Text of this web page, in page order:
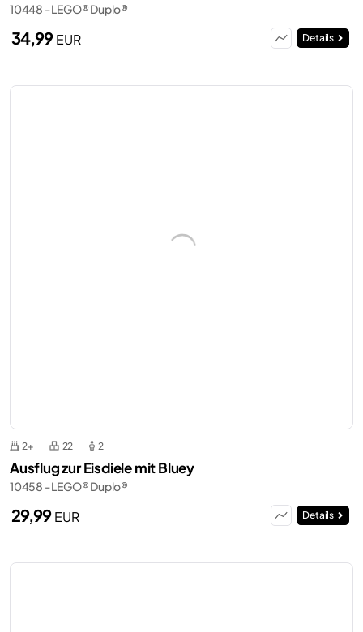
10448 - LEGO® Duplo®
34,99EUR Details
2+ 22 2
Ausflug zur Eisdiele mit Bluey
10458 - LEGO® Duplo®
29,99EUR Details